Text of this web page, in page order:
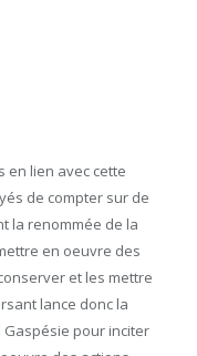
en lien avec cette
de compter sur de
la renommée de la
en oeuvre des
et les mettre
lance donc la
Gaspésie pour inciter